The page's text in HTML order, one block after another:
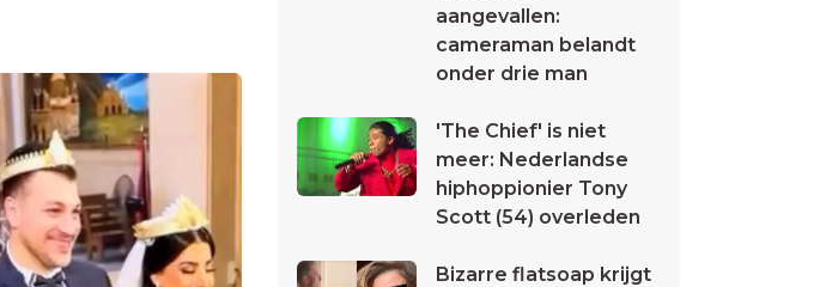
aangevallen:
cameraman belandt
onder drie man
'The Chief' is niet
meer: Nederlandse
hiphoppionier Tony
Scott (54) overleden
Bizarre flatsoap krijgt